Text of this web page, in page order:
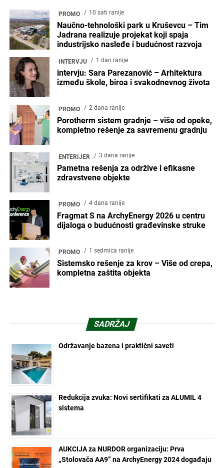
PROMO 10 sati ranije
Naučno-tehnološki park u Kruševcu – Tim
Jadrana realizuje projekat koji spaja
industrijsko nasleđe i budućnost razvoja
INTERVJU 1 dan ranije
intervju: Sara Parezanović – Arhitektura
između škole, biroa i svakodnevnog života
PROMO 2 dana ranije
Porotherm sistem gradnje – više od opeke,
kompletno rešenje za savremenu gradnju
ENTERIJER 3 dana ranije
Pametna rešenja za održive i efikasne
zdravstvene objekte
PROMO 4 dana ranije
Fragmat S na ArchyEnergy 2026 u centru
dijaloga o budućnosti građevinske struke
PROMO 1 sedmica ranije
Sistemsko rešenje za krov – Više od crepa,
kompletna zaštita objekta
SADRŽAJ
Održavanje bazena i praktični saveti
Redukcija zvuka: Novi sertifikati za ALUMIL 4
sistema
AUKCIJA za NURDOR organizaciju: Prva
„Stolovača AA9” na ArchyEnergy 2024 događaju